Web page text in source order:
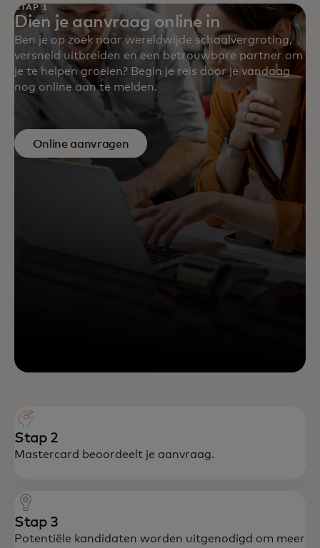
STAP 1
Dien je aanvraag online in
Ben je op zoek naar wereldwijde schaalvergroting,
versneld uitbreiden en een betrouwbare partner om
je te helpen groeien? Begin je reis door je vandaag
nog online aan te melden.
Online aanvragen
Stap 2
Mastercard beoordeelt je aanvraag.
Stap 3
Potentiële kandidaten worden uitgenodigd om meer